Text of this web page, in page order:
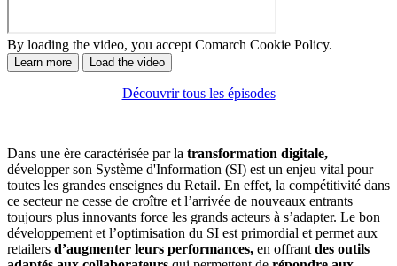
By loading the video, you accept Comarch Cookie Policy.
Learn more Load the video
Découvrir tous les épisodes
Dans une ère caractérisée par la transformation digitale,
développer son Système d'Information (SI) est un enjeu vital pour
toutes les grandes enseignes du Retail. En effet, la compétitivité dans
ce secteur ne cesse de croître et l’arrivée de nouveaux entrants
toujours plus innovants force les grands acteurs à s’adapter. Le bon
développement et l’optimisation du SI est primordial et permet aux
retailers d’augmenter leurs performances, en offrant des outils